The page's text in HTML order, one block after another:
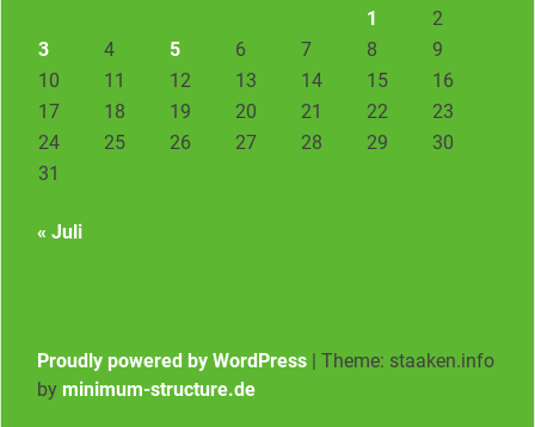
1
2
3
4 5 6 7 8
9
10
11 12 13 14 15
16
17
18 19 20 21 22
23
24
25 26 27 28 29
30
31
« Juli
Proudly powered by WordPress | Theme: staaken.info
by minimum-structure.de